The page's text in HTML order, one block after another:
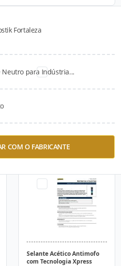
Fortaleza
Neutro para Indústria...
COM O FABRICANTE
para Download
até 300°C
Selante Acético Antimofo
com Tecnologia Xpress